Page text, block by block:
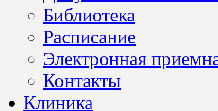
Библиотека
Расписание
Электронная
Контакты
Клиника